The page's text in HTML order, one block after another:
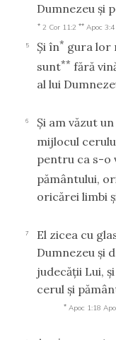
Dumnezeu şi
* 2 Cor 11:2 ** Apoc 3:4
5 Şi în* gura lor
sunt** fără
al lui
6 Şi am văzut
mijlocul
pentru ca s-o
pământului,
oricărei limbi
7 El zicea cu
Dumnezeu şi
judecăţii Lui,
cerul şi
* Apoc 1:18